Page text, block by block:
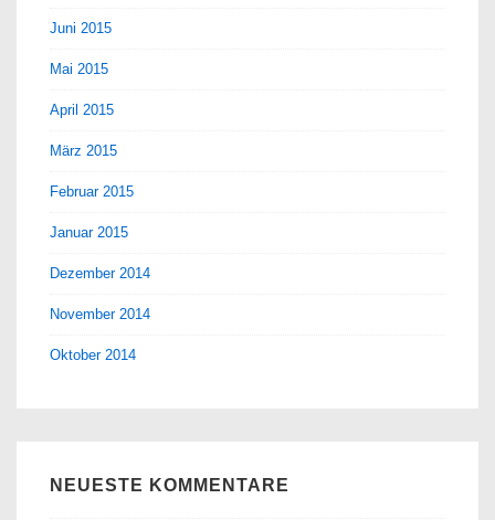
Juni 2015
Mai 2015
April 2015
März 2015
Februar 2015
Januar 2015
Dezember 2014
November 2014
Oktober 2014
NEUESTE KOMMENTARE